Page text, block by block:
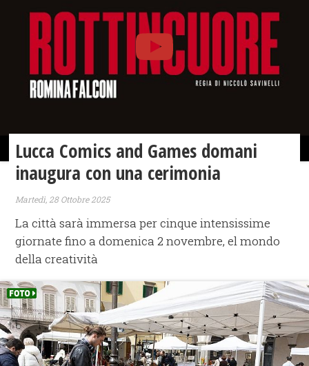
Lucca Comics and Games domani
inaugura con una cerimonia
Martedì, 28 Ottobre 2025
La città sarà immersa per cinque intensissime
giornate fino a domenica 2 novembre, el mondo
della creatività